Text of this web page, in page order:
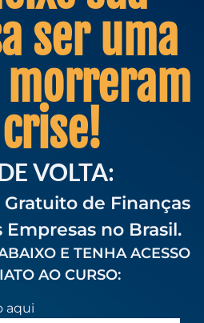
ser uma
morreram
VOLTA:
de Finanças
no Brasil.
E TENHA ACESSO
AO CURSO:
aqui